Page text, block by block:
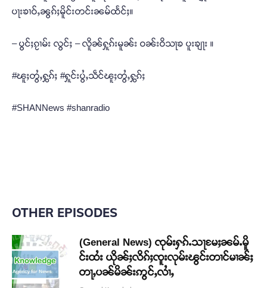
ပႃးၶၢဝ်ႇၼွၵ်ႈမိူင်းတင်းၼမ်ထႅင်ႈ။
– ပွင်ႈၵႂၢမ်း လွင်ႈ – လိူၼ်ႁူၵ်းမူၼ်း ဝၼ်းဝိသႃၶ ပူးၶျႃး ။
#ၽူႈတွႆႇႁွၵ်ႈ #ႁူင်းပွႆႇသဵင်ၽူႈတွႆႇႁွၵ်ႈ
#SHANNews #shanradio
OTHER EPISODES
(General News) ၸုမ်းႁၵ်ႉသႃမႄႈၼမ်ႉမိူ
င်းထႆး ယိုၼ်ႈလိၵ်ႈၸူးလုမ်းၽွင်းတၢင်မၢၼ်ႈ
တႃႇပၼ်မိၼ်းဢွင်ႇလၢႆႇ